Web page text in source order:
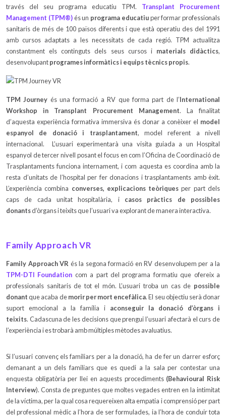
través del seu programa educatiu TPM. Transplant Procurement
Management (TPM®)és un programa educatiuper formar professionals
sanitaris de més de 100 països diferents i que està operatiu des del 1991
amb cursos adaptats a les necessitats de cada regió. TPM actualitza
constantment els continguts dels seus cursos i materials didàctics,
desenvolupantprogrames informàtics i equips tècnics propis.
TPM Journey és una formació a RV que forma part de l’International
Workshop in Transplant Procurement Management. La finalitat
d’aquesta experiència formativa immersiva és donar a conèixer el model
espanyol de donació i trasplantament, model referent a nivell
internacional. L’usuari experimentarà una visita guiada a un Hospital
espanyol de tercer nivell posant el focus en com l’Oficina de Coordinació de
Trasplantaments funciona internament, i com aquesta es coordina amb la
resta d’unitats de l’hospital per fer donacions i trasplantaments amb èxit.
L’experiència combina converses, explicacions teòriquesper part dels
caps de cada unitat hospitalària, i casos pràctics de possibles
donantsd’òrgans i teixits que l’usuari va explorant de manera interactiva.
Family Approach VR
Family Approach VR és la segona formació en RV desenvolupem per a la
TPM-DTI Foundation com a part del programa formatiu que ofereix a
professionals sanitaris de tot el món. L’usuari troba un cas de possible
donantque acaba demorir per mort encefàlica. El seu objectiu serà donar
suport emocional a la família i aconseguir la donació d’òrgans i
teixits. Cadascuna de les decisions que prengui l’usuari afectarà el curs de
l’experiència i es trobarà amb múltiples mètodes avaluatius.
Si l’usuari convenç els familiars per a la donació, ha de fer un darrer esforç
demanant a un dels familiars que es quedi a la sala per contestar una
enquesta obligatòria per llei en aquests procediments (Behavioural Risk
Interview). Consta de preguntes que moltes vegades entren en la intimitat
de la víctima, per la qual cosa requereixen alta empatia i comprensió per part
del professional mèdic a l’hora de ser formulades, ia l’hora de conduir tota